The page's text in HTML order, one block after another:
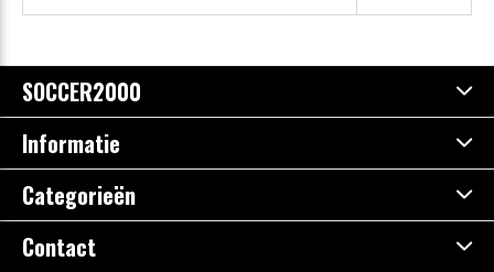
SOCCER2000
Informatie
Categorieën
Contact